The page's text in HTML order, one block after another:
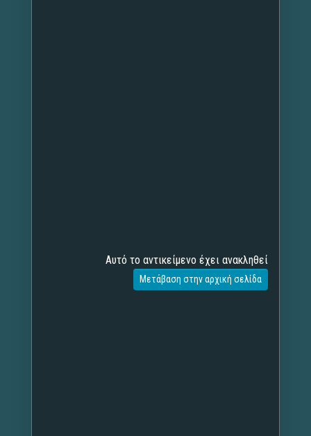
Αυτό το αντικείμενο έχει ανακληθεί
Μετάβαση στην αρχική σελίδα